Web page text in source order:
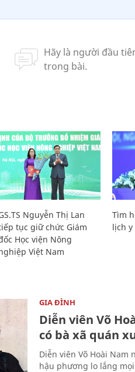
Nguyễn Thị Lan
tục giữ chức Giám
Học viện Nông
Việt Nam
Tìm
lịch y
GIA ĐÌNH
Diễn viên Võ
có bà xã quán
Diễn viên Võ Hoài Nam
hậu phương lo lắng